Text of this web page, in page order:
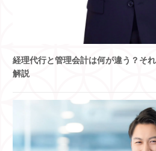
経理代行と管理会計は何が違う？そ
解説